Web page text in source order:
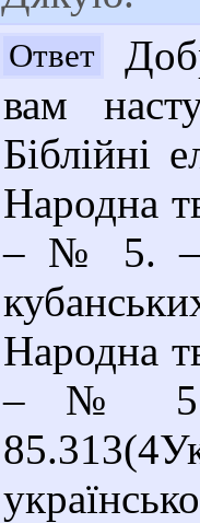
Ответ
вам
Біблійні
Народна
– № 5. –
Народна
– № 5.